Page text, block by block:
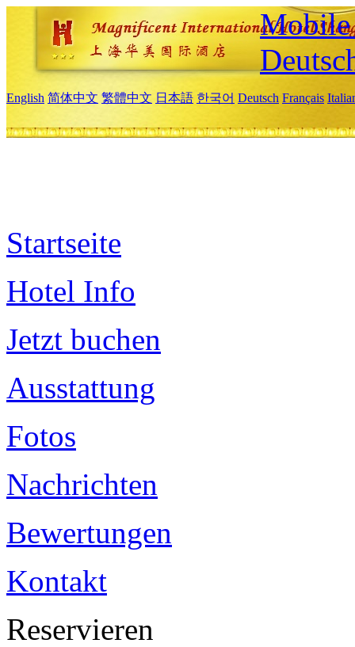
Mobile
English 简体中文 繁體中文 日本語 한국어 Deutsch Français
Startseite
Hotel Info
Jetzt buchen
Ausstattung
Fotos
Nachrichten
Bewertungen
Kontakt
Reservieren